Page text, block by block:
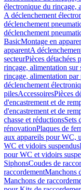
électronique du rinçage,
A déclenchement
déclenchement
déclenchement
BasicMontage en
apparentA
secteurPièces détachées
rinçage, alimentation sur
rinçage, alimentation par
déclenchement
pilesAccessoiresPièces
d'encastrement et de
d'encastrement et de
chasse et réductionsSets
rénovationPlaques de
aux appareils pour WC,
WC et vidoirs suspendus
pour WC et vidoirs
SiphonsCoudes de
raccordementManchons
Manchons de